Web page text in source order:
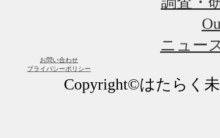
ニュー
お問い合わせ
プライバシーポリシー
Copyright©はたらく